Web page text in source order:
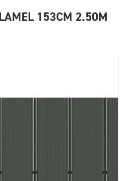
153CM 2.50M